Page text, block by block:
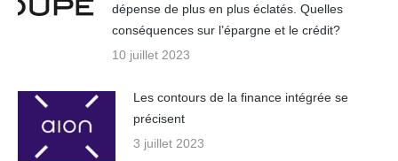
dépense de plus en plus éclatés. Quelles
conséquences sur l’épargne et le crédit?
10 juillet 2023
Les contours de la finance intégrée se
précisent
3 juillet 2023